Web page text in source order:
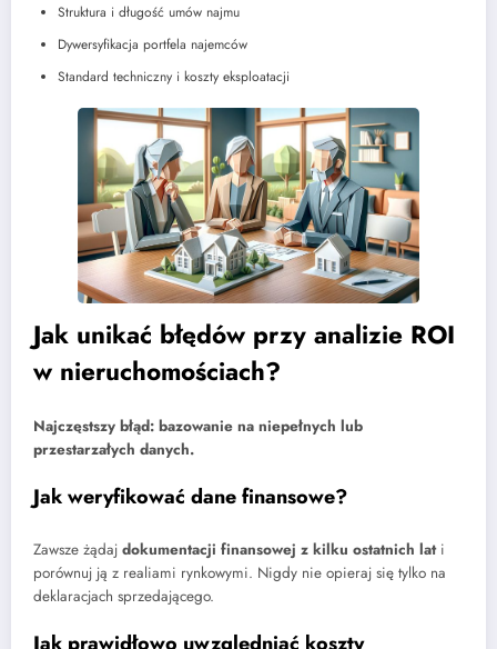
Struktura i długość umów najmu
Dywersyfikacja portfela najemców
Standard techniczny i koszty eksploatacji
Jak unikać błędów przy analizie ROI
w nieruchomościach?
Najczęstszy błąd: bazowanie na niepełnych lub
przestarzałych danych.
Jak weryfikować dane finansowe?
Zawsze żądaj dokumentacji finansowej z kilku ostatnich lati
porównuj ją z realiami rynkowymi. Nigdy nie opieraj się tylko na
deklaracjach sprzedającego.